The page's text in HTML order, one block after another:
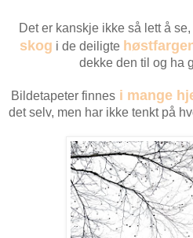
Det er kanskje ikke så lett å
skog i de deiligte
dekke den til og ha
Bildetapeter finnes i mange
det selv, men har ikke tenkt på